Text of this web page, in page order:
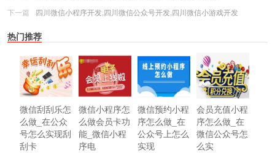
下一篇
四川微信小程序开发,四川微信公众号开发,四川微信小游戏开发
热门推荐
微信刮刮乐怎
么做_在公众
号怎么实现刮
刮卡
微信小程序怎
么做会员卡功
能_微信小程
序电
微信预约小程
序怎么做_在
公众号上怎么
实现
会员充值小程
序怎么做_在
微信公众号怎
么实